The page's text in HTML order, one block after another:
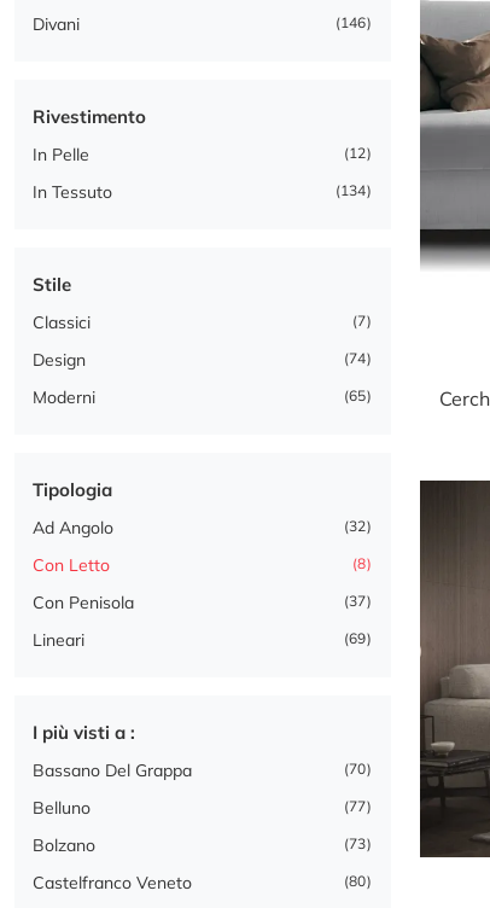
Divani 146
Rivestimento
In Pelle 12
In Tessuto 134
Stile
Classici 7
Design 74
Moderni 65
Tipologia
Ad Angolo 32
Con Letto 8
Con Penisola 37
Lineari 69
I più visti a :
Bassano Del Grappa 70
Belluno 77
Bolzano 73
Castelfranco Veneto 80